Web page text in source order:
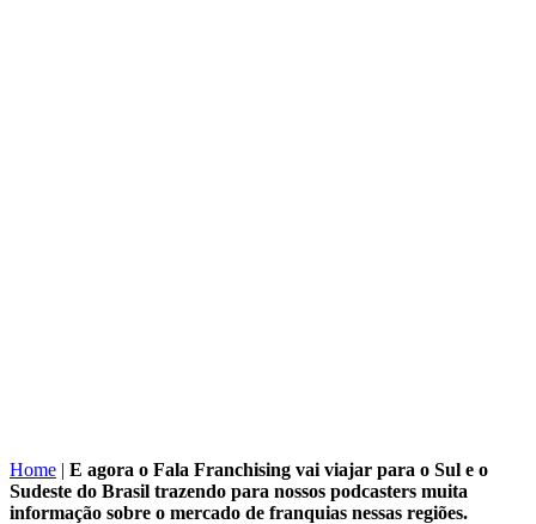
Home | E agora o Fala Franchising vai viajar para o Sul e o
Sudeste do Brasil trazendo para nossos podcasters muita
informação sobre o mercado de franquias nessas regiões.